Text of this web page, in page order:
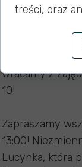
Mamy dla Was
wracamy z
10!
Zapraszamy
13:00!
Lucynka, która
treści, oraz